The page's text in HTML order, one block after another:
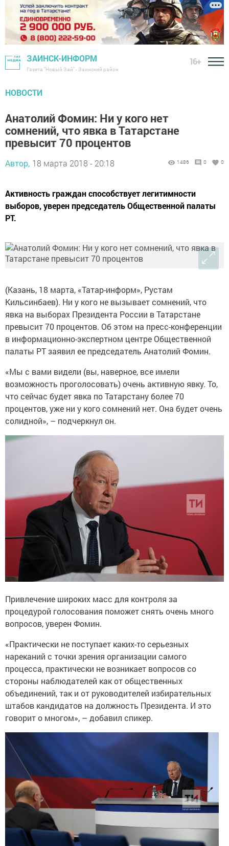
ЗАИНСК-ИНФОРМ
Газета "Новый Зай" - Заинский район
16+
НОВОСТИ
Анатолий Фомин: Ни у кого нет
сомнений, что явка в Татарстане
превысит 70 процентов
Автор, 18 марта 2018 - 20:18 1486 0 0
Активность граждан способствует легитимности
выборов, уверен председатель Общественной палаты
РТ.
(Казань, 18 марта, «Татар-информ», Рустам
Кильсинбаев). Ни у кого не вызывает сомнений, что
явка на выборах Президента России в Татарстане
превысит 70 процентов. Об этом на пресс-конференции
в информационно-экспертном центре Общественной
палаты РТ заявил ее председатель Анатолий Фомин.
«Мы с вами видели (вы, наверное, все имели
возможность проголосовать) очень активную явку. То,
что сейчас будет явка по Татарстану более 70
процентов, уже ни у кого сомнений нет. Она будет очень
солидной», – подчеркнул он.
Привлечение широких масс для контроля за
процедурой голосования поможет снять очень много
вопросов, уверен Фомин.
«Практически не поступает каких-то серьезных
нареканий с точки зрения организации самого
процесса, практически не возникает вопросов со
стороны наблюдателей как от общественных
объединений, так и от руководителей избирательных
штабов кандидатов на должность Президента. И это
говорит о многом», – добавил спикер.